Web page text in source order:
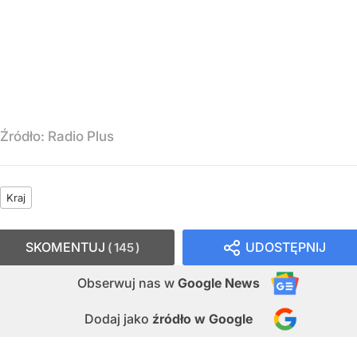
Źródło: Radio Plus
Kraj
UDOSTĘPNIJ
Obserwuj nas w Google News
Dodaj jako źródło w Google
SKOMENTUJ 145